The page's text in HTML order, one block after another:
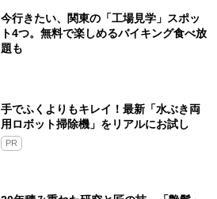
今行きたい、関東の「工場見学」スポッ
ト4つ。無料で楽しめるバイキング食べ放
題も
手でふくよりもキレイ！最新「水ぶき両
用ロボット掃除機」をリアルにお試し
PR